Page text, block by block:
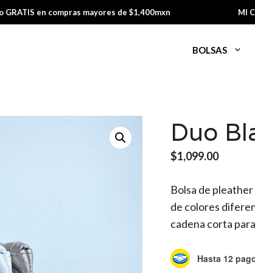
GRATIS en compras mayores de $1,400mxn MI
BOLSAS
Duo
$1,099.00
Bolsa de
de colores
cadena corta
Hasta 12